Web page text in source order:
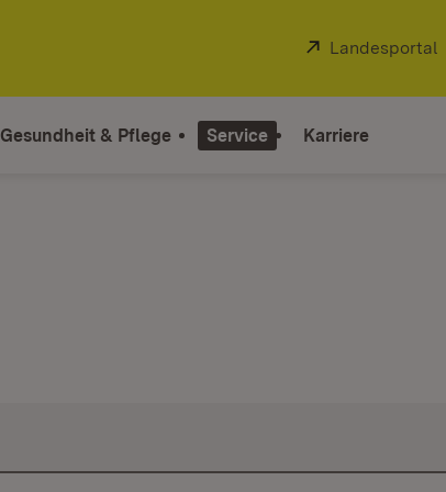
Extern:
Landesportal
Gesundheit & Pflege Service Karriere